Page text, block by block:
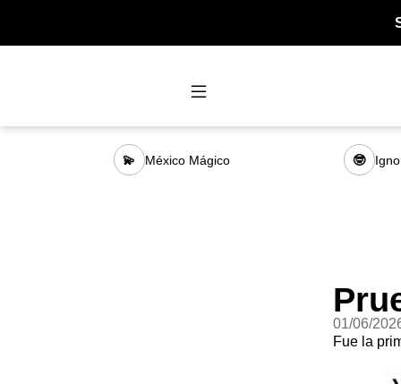
💫 México Mágico 🤓
01/06/
Fue la